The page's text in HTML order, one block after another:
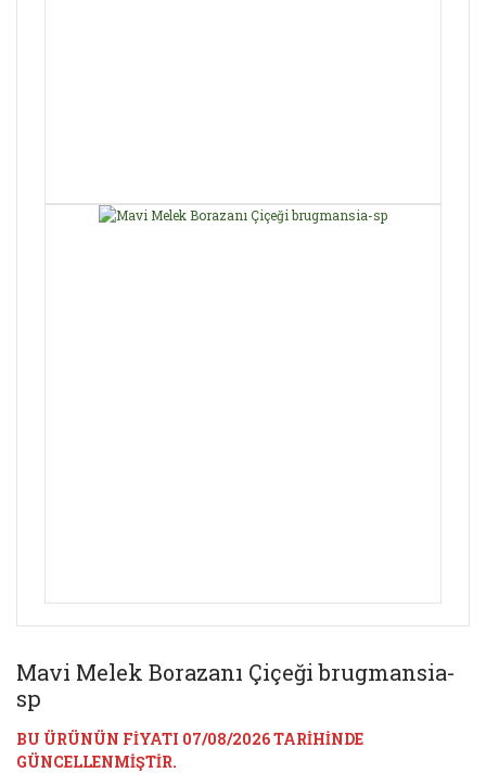
Mavi Melek Borazanı Çiçeği brugmansia-
sp
BU ÜRÜNÜN FİYATI 07/08/2026 TARİHİNDE
GÜNCELLENMİŞTİR.